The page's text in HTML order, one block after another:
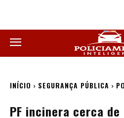
INÍCIO SEGURANÇA PÚBLICA
PF incinera cerca